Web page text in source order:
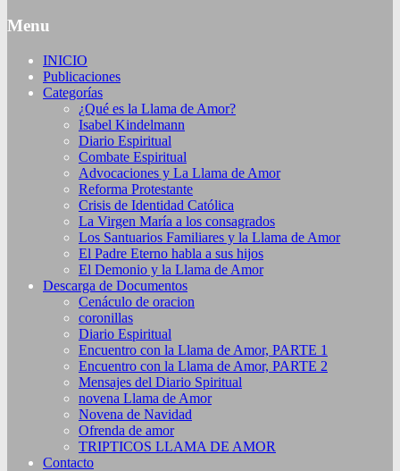
Menu
INICIO
Publicaciones
Categorías
¿Qué es la Llama de Amor?
Isabel Kindelmann
Diario Espiritual
Combate Espiritual
Advocaciones y La Llama de Amor
Reforma Protestante
Crisis de Identidad Católica
La Virgen María a los consagrados
Los Santuarios Familiares y la Llama de Amor
El Padre Eterno habla a sus hijos
El Demonio y la Llama de Amor
Descarga de Documentos
Cenáculo de oracion
coronillas
Diario Espiritual
Encuentro con la Llama de Amor, PARTE 1
Encuentro con la Llama de Amor, PARTE 2
Mensajes del Diario Spiritual
novena Llama de Amor
Novena de Navidad
Ofrenda de amor
TRIPTICOS LLAMA DE AMOR
Contacto